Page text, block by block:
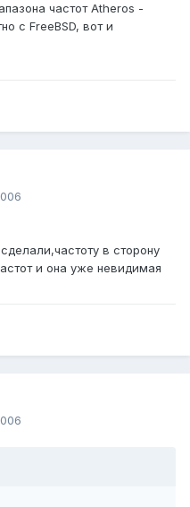
частот Atheros -
с FreeBSD, вот и
в сторону
и она уже невидимая